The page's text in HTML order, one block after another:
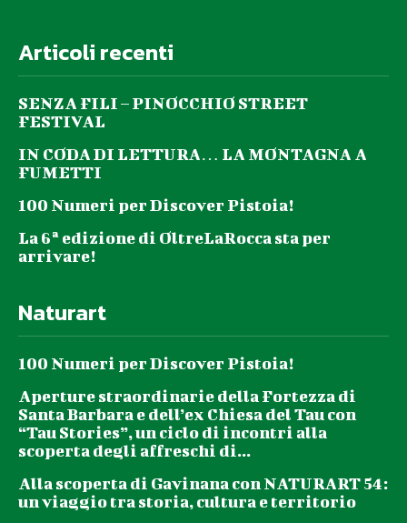
Articoli recenti
SENZA FILI – PINOCCHIO STREET
FESTIVAL
IN CODA DI LETTURA… LA MONTAGNA A
FUMETTI
100 Numeri per Discover Pistoia!
La 6ª edizione di OltreLaRocca sta per
arrivare!
Naturart
100 Numeri per Discover Pistoia!
Aperture straordinarie della Fortezza di
Santa Barbara e dell’ex Chiesa del Tau con
“Tau Stories”, un ciclo di incontri alla
scoperta degli affreschi di...
Alla scoperta di Gavinana con NATURART 54:
un viaggio tra storia, cultura e territorio